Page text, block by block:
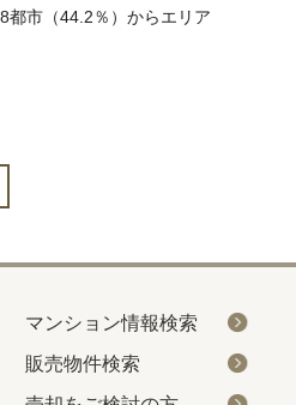
都市（44.2％）からエリア
マンション情報検索
販売物件検索